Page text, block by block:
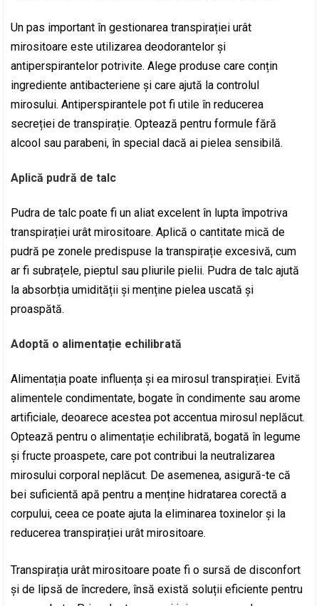
Un pas important în gestionarea transpirației urât
mirositoare este utilizarea deodorantelor și
antiperspirantelor potrivite. Alege produse care conțin
ingrediente antibacteriene și care ajută la controlul
mirosului. Antiperspirantele pot fi utile în reducerea
secreției de transpirație. Optează pentru formule fără
alcool sau parabeni, în special dacă ai pielea sensibilă.
Aplică pudră de talc
Pudra de talc poate fi un aliat excelent în lupta împotriva
transpirației urât mirositoare. Aplică o cantitate mică de
pudră pe zonele predispuse la transpirație excesivă, cum
ar fi subrațele, pieptul sau pliurile pielii. Pudra de talc ajută
la absorbția umidității și menține pielea uscată și
proaspătă.
Adoptă o alimentație echilibrată
Alimentația poate influența și ea mirosul transpirației. Evită
alimentele condimentate, bogate în condimente sau arome
artificiale, deoarece acestea pot accentua mirosul neplăcut.
Optează pentru o alimentație echilibrată, bogată în legume
și fructe proaspete, care pot contribui la neutralizarea
mirosului corporal neplăcut. De asemenea, asigură-te că
bei suficientă apă pentru a menține hidratarea corectă a
corpului, ceea ce poate ajuta la eliminarea toxinelor și la
reducerea transpirației urât mirositoare.
Transpirația urât mirositoare poate fi o sursă de disconfort
și de lipsă de încredere, însă există soluții eficiente pentru